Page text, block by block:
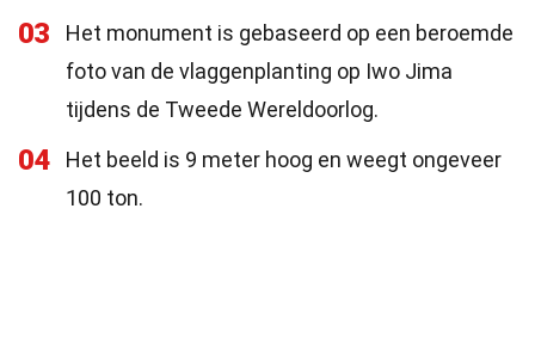
03
Het monument is gebaseerd op een beroemde
foto van de vlaggenplanting op Iwo Jima
tijdens de Tweede Wereldoorlog.
04
Het beeld is 9 meter hoog en weegt ongeveer
100 ton.